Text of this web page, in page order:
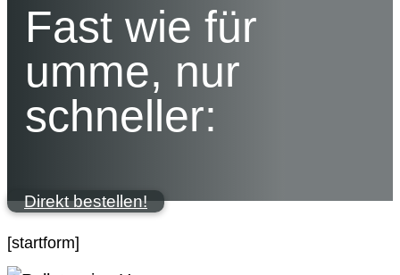
Fast wie für
umme, nur
schneller:
Direkt bestellen!
[startform]